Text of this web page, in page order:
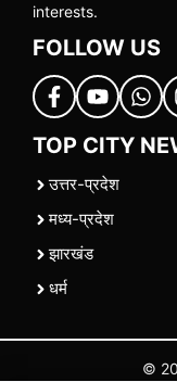
interests.
FOLLOW US
TOP CITY
उत्तर-प्रदेश
मध्य-प्रदेश
झारखंड
धर्म
©